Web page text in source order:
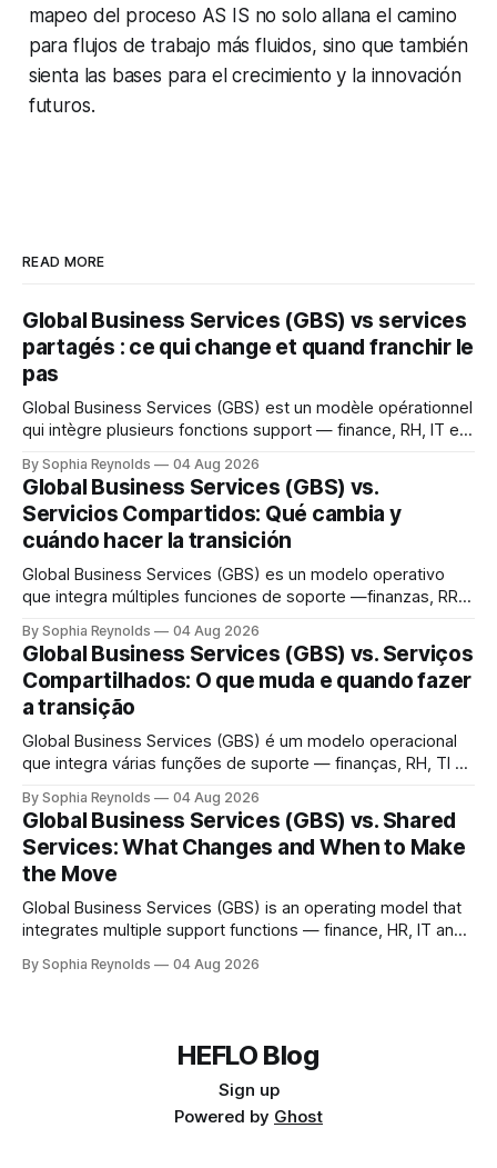
mapeo del proceso AS IS no solo allana el camino
para flujos de trabajo más fluidos, sino que también
sienta las bases para el crecimiento y la innovación
futuros.
READ MORE
Global Business Services (GBS) vs services
partagés : ce qui change et quand franchir le
pas
Global Business Services (GBS) est un modèle opérationnel
qui intègre plusieurs fonctions support — finance, RH, IT et
toutes les unités métier, dans le cadre d’une structure de
gouvernance unique. Un centre de services partagés (CSP)
sert généralement une fonction ou
By Sophia Reynolds 04 Aug 2026
Global Business Services (GBS) vs.
Servicios Compartidos: Qué cambia y
cuándo hacer la transición
Global Business Services (GBS) es un modelo operativo
que integra múltiples funciones de soporte —finanzas, RR.
presta servicio a todas las unidades de negocio, bajo una
sola estructura de gobernanza. Un centro de servicios
compartidos (SSC) suele atender una función
By Sophia Reynolds 04 Aug 2026
Global Business Services (GBS) vs. Serviços
Compartilhados: O que muda e quando fazer
a transição
Global Business Services (GBS) é um modelo operacional
que integra várias funções de suporte — finanças, RH, TI e
todas as unidades de negócio, sob uma única estrutura de
governança. Um centro de serviços compartilhados (CSC)
normalmente atende a uma função ou
By Sophia Reynolds 04 Aug 2026
Global Business Services (GBS) vs. Shared
Services: What Changes and When to Make
the Move
Global Business Services (GBS) is an operating model that
integrates multiple support functions — finance, HR, IT and
business units, under one governance structure. A shared
contracts and delivery
By Sophia Reynolds 04 Aug 2026
HEFLO Blog
Sign up
Powered by Ghost